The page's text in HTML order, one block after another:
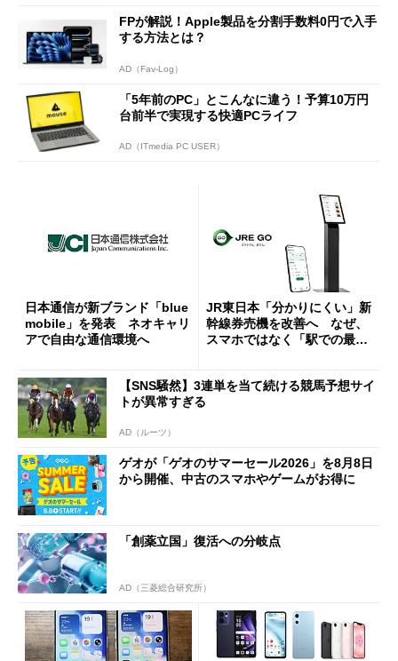
FPが解説！Apple製品を分割手数料0円で入手
する方法とは？
AD（Fav-Log）
「5年前のPC」とこんなに違う！予算10万円
台前半で実現する快適PCライフ
AD（ITmedia PC USER）
日本通信が新ブランド「blue
mobile」を発表 ネオキャリ
アで自由な通信環境へ
JR東日本「分かりにくい」新
幹線券売機を改善へ なぜ、
スマホではなく「駅での最短
【SNS騒然】3連単を当て続ける競馬予想サイ
トが異常すぎる
AD（ルーツ）
ゲオが「ゲオのサマーセール2026」を8月8日
から開催、中古のスマホやゲームがお得に
「創薬立国」復活への分岐点
AD（三菱総合研究所）